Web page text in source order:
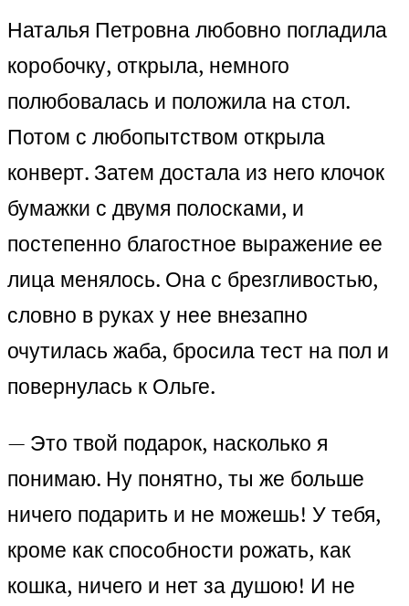
Наталья Петровна любовно погладила
коробочку, открыла, немного
полюбовалась и положила на стол.
Потом с любопытством открыла
конверт. Затем достала из него клочок
бумажки с двумя полосками, и
постепенно благостное выражение ее
лица менялось. Она с брезгливостью,
словно в руках у нее внезапно
очутилась жаба, бросила тест на пол и
повернулась к Ольге.
— Это твой подарок, насколько я
понимаю. Ну понятно, ты же больше
ничего подарить и не можешь! У тебя,
кроме как способности рожать, как
кошка, ничего и нет за душою! И не